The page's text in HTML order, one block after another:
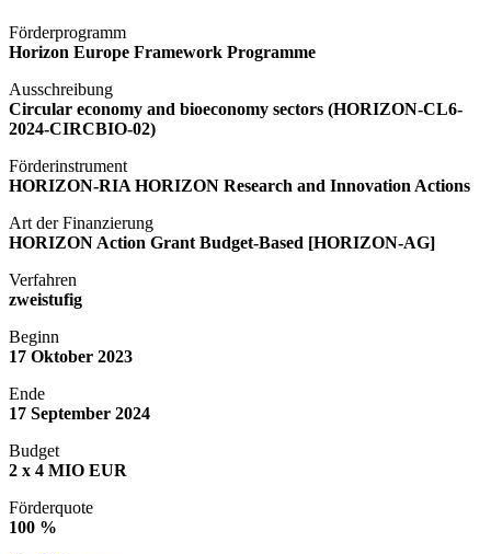
Förderprogramm
Horizon Europe Framework Programme
Ausschreibung
Circular economy and bioeconomy sectors (HORIZON-CL6-
2024-CIRCBIO-02)
Förderinstrument
HORIZON-RIA HORIZON Research and Innovation Actions
Art der Finanzierung
HORIZON Action Grant Budget-Based [HORIZON-AG]
Verfahren
zweistufig
Beginn
17 Oktober 2023
Ende
17 September 2024
Budget
2 x 4 MIO EUR
Förderquote
100 %